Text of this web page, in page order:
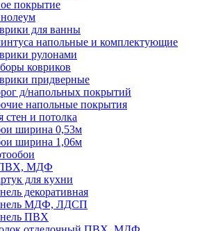
покрытие
для ванны
напольные и комплектующие
рулонами
ковриков
придверные
д/напольных покрытий
напольные покрытия
стен и потолка
ширина 0,53м
ширина 1,06м
ПВХ, МДФ
для кухни
декоративная
МДФ, ЛДСП
ПВХ